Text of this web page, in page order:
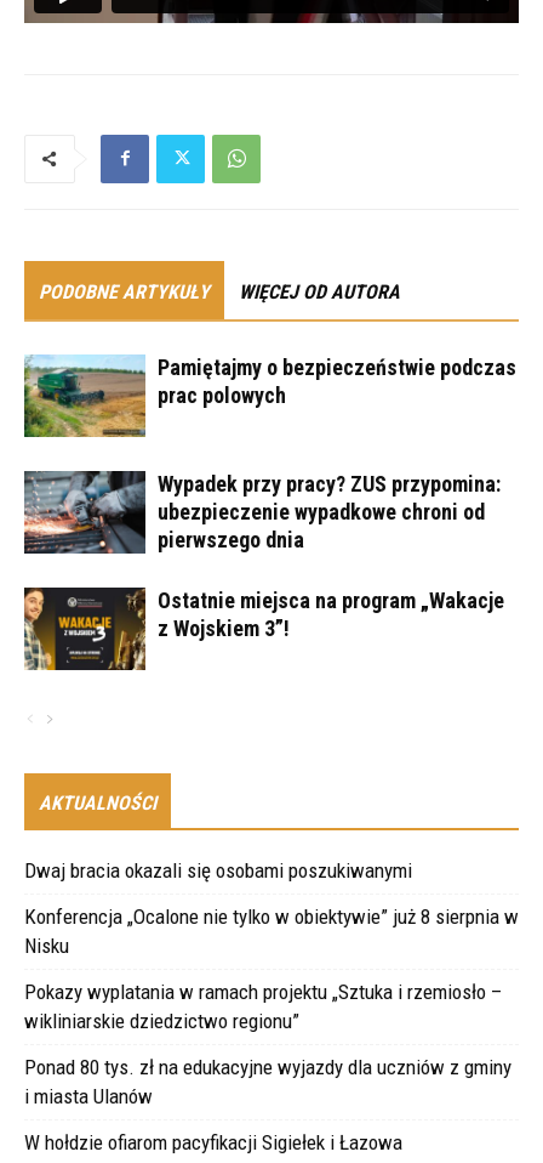
PODOBNE ARTYKUŁY WIĘCEJ OD AUTORA
Pamiętajmy o bezpieczeństwie podczas
prac polowych
Wypadek przy pracy? ZUS przypomina:
ubezpieczenie wypadkowe chroni od
pierwszego dnia
Ostatnie miejsca na program „Wakacje
z Wojskiem 3”!
AKTUALNOŚCI
Dwaj bracia okazali się osobami poszukiwanymi
Konferencja „Ocalone nie tylko w obiektywie” już 8 sierpnia w
Nisku
Pokazy wyplatania w ramach projektu „Sztuka i rzemiosło –
wikliniarskie dziedzictwo regionu”
Ponad 80 tys. zł na edukacyjne wyjazdy dla uczniów z gminy
i miasta Ulanów
W hołdzie ofiarom pacyfikacji Sigiełek i Łazowa